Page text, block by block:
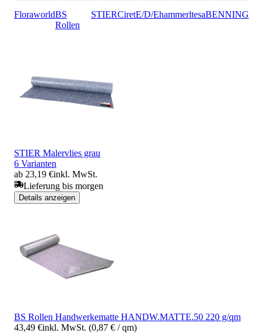
FloraworldBS
Rollen
STIERCiretE/D/EhammerltesaBENNING
STIER Malervlies grau
6 Varianten
ab 23,19 €inkl. MwSt.
Lieferung bis morgen
Details anzeigen
BS Rollen Handwerkematte HANDW.MATTE.50 220 g/qm
43,49 €inkl. MwSt. (0,87 € / qm)